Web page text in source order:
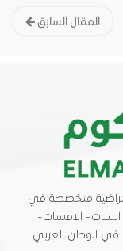
المقال السابق
متخصصة في
السات- الامسات-
في الوطن العربي.